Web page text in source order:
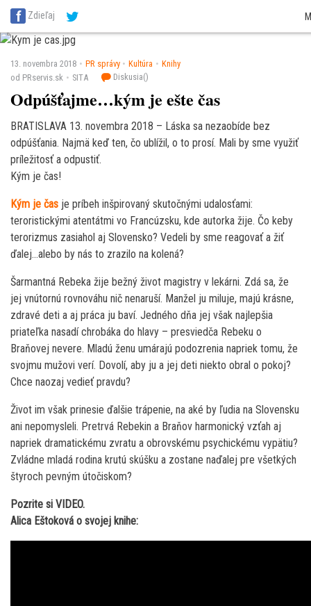
SITA Energetika
SITA Reality
SITA Školstvo
Zdieľaj
13. novembra 2018 PR správy Kultúra
Knihy
od PRservis.sk
SITA Diskusia()
Odpúšťajme…kým je ešte čas
BRATISLAVA 13. novembra 2018 – Láska sa nezaobíde bez
odpúšťania. Najmä keď ten, čo ublížil, o to prosí. Mali by sme využiť
príležitosť a odpustiť.
Kým je čas!
Kým je čas je príbeh inšpirovaný skutočnými udalosťami:
teroristickými atentátmi vo Francúzsku, kde autorka žije. Čo keby
terorizmus zasiahol aj Slovensko? Vedeli by sme reagovať a žiť
ďalej…alebo by nás to zrazilo na kolená?
Šarmantná Rebeka žije bežný život magistry v lekárni. Zdá sa, že
jej vnútornú rovnováhu nič nenaruší. Manžel ju miluje, majú krásne,
zdravé deti a aj práca ju baví. Jedného dňa jej však najlepšia
priateľka nasadí chrobáka do hlavy – presviedča Rebeku o
Braňovej nevere. Mladú ženu umárajú podozrenia napriek tomu, že
svojmu mužovi verí. Dovolí, aby ju a jej deti niekto obral o pokoj?
Chce naozaj vedieť pravdu?
Život im však prinesie ďalšie trápenie, na aké by ľudia na Slovensku
ani nepomysleli. Pretrvá Rebekin a Braňov harmonický vzťah aj
napriek dramatickému zvratu a obrovskému psychickému vypätiu?
Zvládne mladá rodina krutú skúšku a zostane naďalej pre všetkých
štyroch pevným útočiskom?
Pozrite si VIDEO.
Alica Eštoková o svojej knihe: